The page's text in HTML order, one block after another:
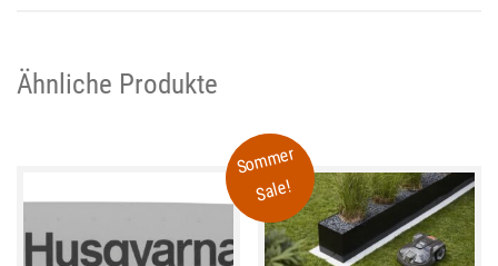
Ähnliche Produkte
Sommer
Sale!